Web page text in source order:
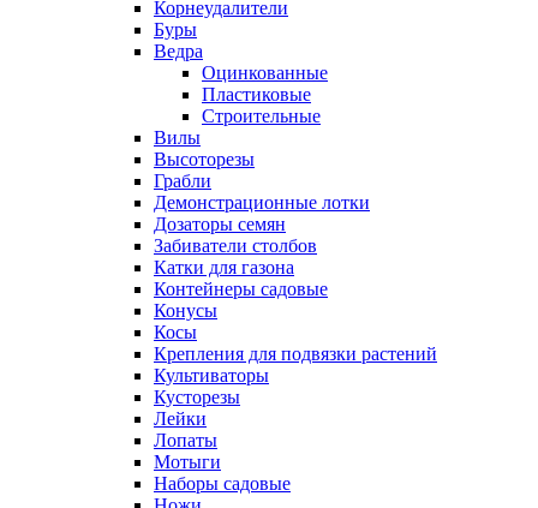
Корнеудалители
Буры
Ведра
Оцинкованные
Пластиковые
Строительные
Вилы
Высоторезы
Грабли
Демонстрационные лотки
Дозаторы семян
Забиватели столбов
Катки для газона
Контейнеры садовые
Конусы
Косы
Крепления для подвязки растений
Культиваторы
Кусторезы
Лейки
Лопаты
Мотыги
Наборы садовые